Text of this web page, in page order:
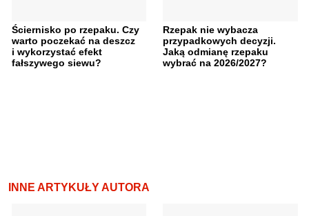
Ściernisko po rzepaku. Czy
warto poczekać na deszcz
i wykorzystać efekt
fałszywego siewu?
Rzepak nie wybacza
przypadkowych decyzji.
Jaką odmianę rzepaku
wybrać na 2026/2027?
INNE ARTYKUŁY AUTORA